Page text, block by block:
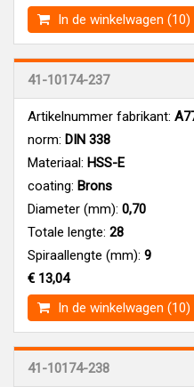
In de winkelwagen (10)
41-10174-237
Artikelnummer fabrikant:
norm: DIN 338
Materiaal: HSS-E
coating: Brons
Diameter (mm): 0,70
Totale lengte: 28
Spiraallengte (mm): 9
€ 13,04
In de winkelwagen (10)
41-10174-238